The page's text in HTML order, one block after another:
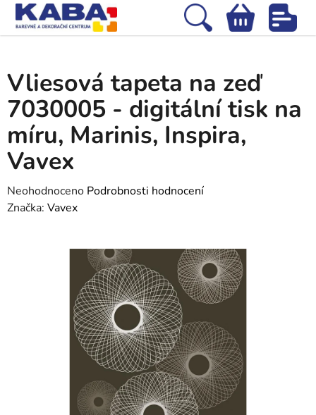
Přejít
obsah
Hledat
NÁKUPNÍ
Vliesová tapeta na zeď
7030005 - digitální tisk na
míru, Marinis, Inspira,
Vavex
Průměrné
hodnocení
Neohodnoceno Podrobnosti hodnocení
Značka: Vavex